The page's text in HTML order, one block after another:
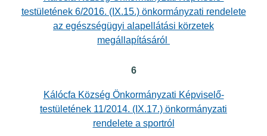
testületének 6/2016. (IX.15.) önkormányzati rendelete
az egészségügyi alapellátási körzetek
megállapításáról
6
Kálócfa Község Önkormányzati Képviselő-
testületének 11/2014. (IX.17.) önkormányzati
rendelete a sportról